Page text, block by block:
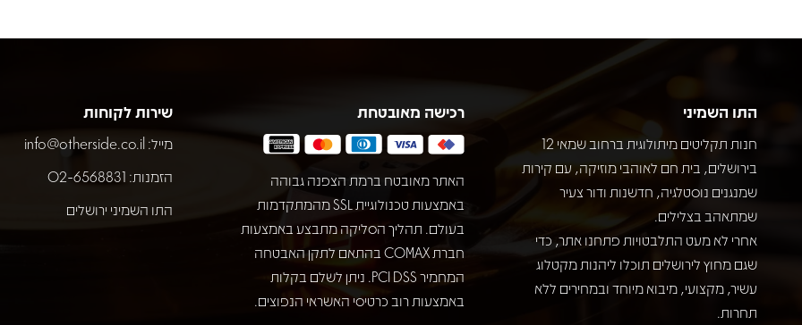
התו השמיני
חנות תקליטים מיתולוגית ברחוב שמאי 12
בירושלים, בית חם לאוהבי מוזיקה, עם קירות
שמנגנים נוסטלגיה, חדשנות ודור צעיר
שמתאהב בצלילים.
אחרי לא מעט התלבטויות פתחנו אתר, כדי
שגם מחוץ לירושלים תוכלו ליהנות מקטלוג
עשיר, מקצועי, מיבוא מיוחד ובמחירים ללא
תחרות.
רכישה מאובטחת
האתר מאובטח ברמת הצפנה גבוהה
באמצעות טכנולוגיית SSL מהמתקדמות
בעולם. תהליך הסליקה מתבצע באמצעות
חברת COMAX בהתאם לתקן האבטחה
המחמיר PCI DSS. ניתן לשלם בקלות
באמצעות רוב כרטיסי האשראי הנפוצים.
שירות לקוחות
מייל: info@otherside.co.il
הזמנות: 02-6568831
התו השמיני ירושלים